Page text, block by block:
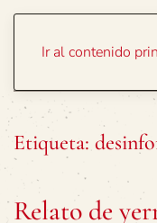
Ir al contenido
Etiqueta:
Relato de